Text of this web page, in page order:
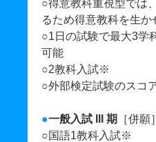
○得意教科重視型では
るため得意教科を生か
○1日の試験で最大3学
可能
○2教科入試※
○外部検定試験のスコ
●一般入試 III 期
［併願］
○国語1教科入試※